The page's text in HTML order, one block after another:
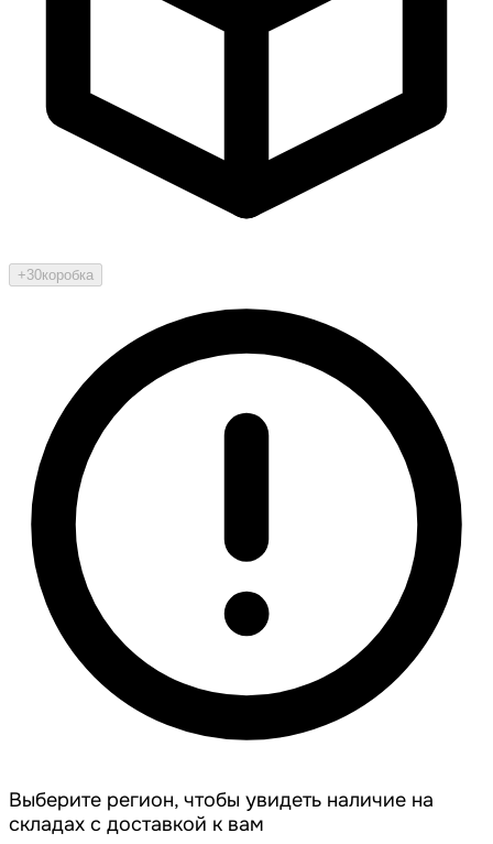
+30коробка
Выберите регион, чтобы увидеть наличие на
складах с доставкой к вам